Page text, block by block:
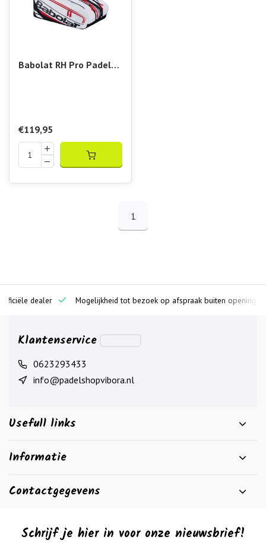
Babolat RH Pro Padel
€119,95
1
dealer Mogelijkheid tot bezoek op afspraak buiten openingstijden
Klantenservice
0623293433
info@padelshopvibora.nl
Usefull links
Informatie
Contactgegevens
Schrijf je hier in voor onze nieuwsbrief!